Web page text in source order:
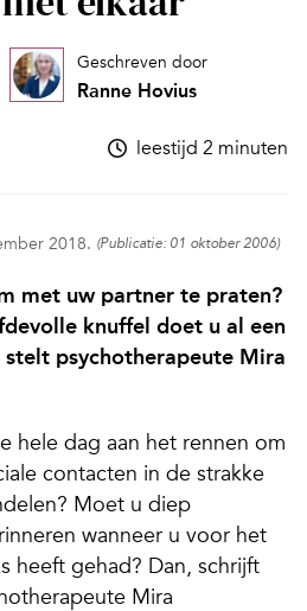
Geschreven door
Ranne Hovius
leestijd 2 minuten
2018. (Publicatie: 01 oktober 2006)
met uw partner te praten?
knuffel doet u al een
psychotherapeute Mira
hele dag aan het rennen om
contacten in de strakke
Moet u diep
wanneer u voor het
heeft gehad? Dan, schrijft
Mira